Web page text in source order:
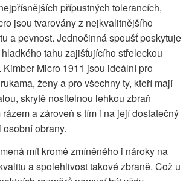
přípustných tolerancích,
jsou tvarovány z nejkvalitnějšího
a pevnost. Jednočinná spoušť poskytuje
tahu zajišťujícího střeleckou
Kimber Micro 1911 jsou ideální pro
ženy a pro všechny ty, kteří mají
skrytě nositelnou lehkou zbraň
a zároveň s tím i na její dostatečný
obrany.
mít kromě zmíněného i nároky na
a spolehlivost takové zbraně. Což u